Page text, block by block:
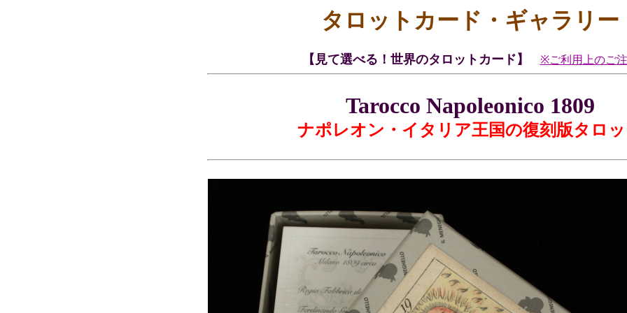
タロットカード・ギャラリー
【見て選べる！世界のタロットカード】 ※ご利用上のご
Tarocco Napoleonico 1809
ナポレオン・イタリア王国の復刻版タロ